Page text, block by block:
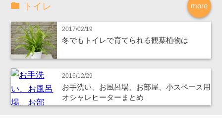
more
トイレ
2017/02/19
冬でもトイレで育てられる観葉植物は
2016/12/29
お手洗い、お風呂場、お部屋、小スペース用
オシャレヒーターまとめ